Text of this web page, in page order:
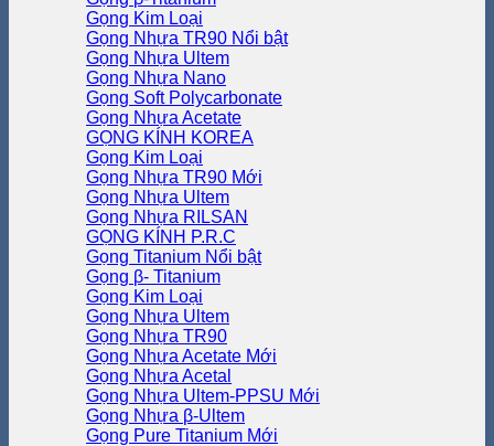
Gọng Kim Loại
Gọng Nhựa TR90
Gọng Nhựa Ultem
Gọng Nhựa Nano
Gọng Soft Polycarbonate
Gọng Nhựa Acetate
GỌNG KÍNH KOREA
Gọng Kim Loại
Gọng Nhựa TR90
Gọng Nhựa Ultem
Gọng Nhựa RILSAN
GỌNG KÍNH P.R.C
Gọng Titanium
Gọng β- Titanium
Gọng Kim Loại
Gọng Nhựa Ultem
Gọng Nhựa TR90
Gọng Nhựa Acetate
Gọng Nhựa Acetal
Gọng Nhựa Ultem-PPSU
Gọng Nhựa β-Ultem
Gọng Pure Titanium